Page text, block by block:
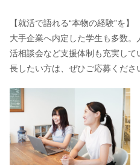
【就活で語れる“本物の経験”を】
大手企業へ内定した学生も多数
活相談会など支援体制も充実し
長したい方は、ぜひご応募くださ